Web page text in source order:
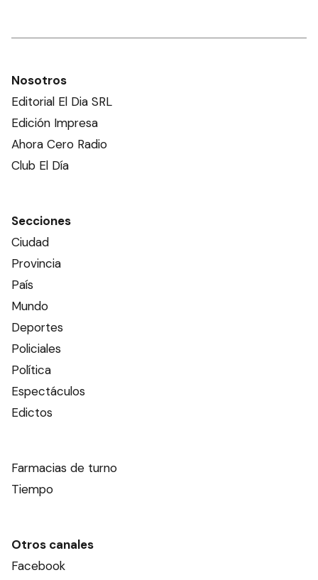
Nosotros
Editorial El Dia SRL
Edición Impresa
Ahora Cero Radio
Club El Día
Secciones
Ciudad
Provincia
País
Mundo
Deportes
Policiales
Política
Espectáculos
Edictos
Farmacias de turno
Tiempo
Otros canales
Facebook